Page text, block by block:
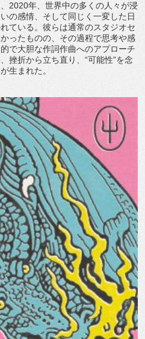
2020年、世界中の多くの人々が浸
の感情、 そして同じく一変した日
ている。 彼らは通常のスタジオセ
ったものの、その過程で思考や感
で大胆な作詞作曲へのアプローチ
挫折から立ち直り、“可能性”を念
生まれた。